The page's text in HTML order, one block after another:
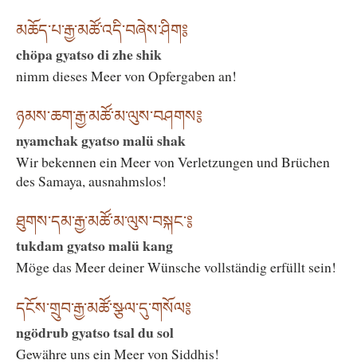
མཆོད་པ་རྒྱ་མཚོ་འདི་བཞེས་ཤིག༔
chöpa gyatso di zhe shik
nimm dieses Meer von Opfergaben an!
ཉམས་ཆག་རྒྱ་མཚོ་མ་ལུས་བཤགས༔
nyamchak gyatso malü shak
Wir bekennen ein Meer von Verletzungen und Brüchen
des Samaya, ausnahmslos!
ཐུགས་དམ་རྒྱ་མཚོ་མ་ལུས་བསྐང༌༔
tukdam gyatso malü kang
Möge das Meer deiner Wünsche vollständig erfüllt sein!
དངོས་གྲུབ་རྒྱ་མཚོ་སྩལ་དུ་གསོལ༔
ngödrub gyatso tsal du sol
Gewähre uns ein Meer von Siddhis!